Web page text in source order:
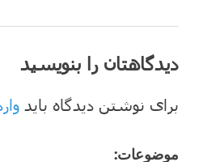
دیدگاهتان را بنویسید
برای نوشتن دیدگاه باید
موضوعات: